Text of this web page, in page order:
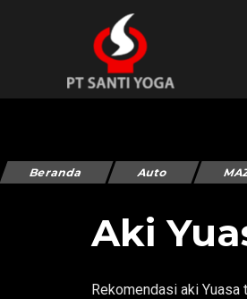
Beranda Auto
Aki
Rekomendasi aki